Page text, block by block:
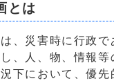
とは
、災害時に行政で
、人、物、情報等
下において、優先